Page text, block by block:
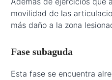
movilidad de las
más daño a la zona
Fase subaguda
Esta fase se encuentra